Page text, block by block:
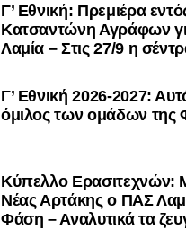
Γ’ Εθνική: Πρεμιέρα
Κατσαντώνη Αγράφων
Λαμία – Στις 27/9 η
Γ’ Εθνική 2026-2027:
όμιλος των ομάδων της
Kύπελλο Ερασιτεχνών:
Nέας Αρτάκης ο ΠΑΣ
Φάση – Αναλυτικά τα